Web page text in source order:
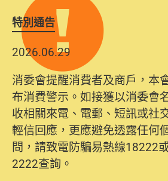
特別通告
2026.06.29
消委會提醒消費者及商戶，本
布消費警示。如接獲以消委會
收相關來電、電郵、短訊或社
輕信回應，更應避免透露任何
問，請致電防騙易熱線18222
2222查詢。